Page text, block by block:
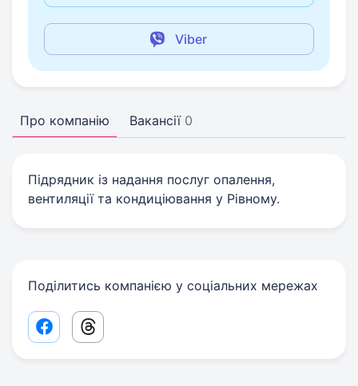
Viber
Про компанію Вакансії 0
Підрядник із надання послуг опалення,
вентиляції та кондиціювання у Рівному.
Поділитись компанією у соціальних мережах
Facebook share link
Threads share link